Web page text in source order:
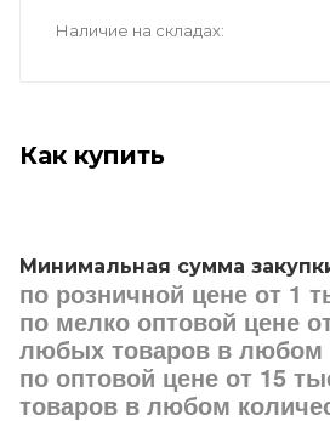
Наличие на складах
Как купить
Минимальная сумма
по розничной цене от 1
по мелко оптовой цене
любых товаров в любом
по оптовой цене от 15
товаров в любом